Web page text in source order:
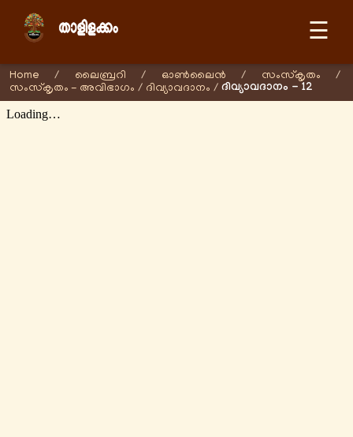
☰
Home / ലൈബ്രറി / ഓണ്‍ലൈന്‍ / സംസ്കൃതം
/
സംസ്കൃതം - അവിഭാഗം / ദിവ്യാവദാനം / ദിവ്യാവദാനം - 12